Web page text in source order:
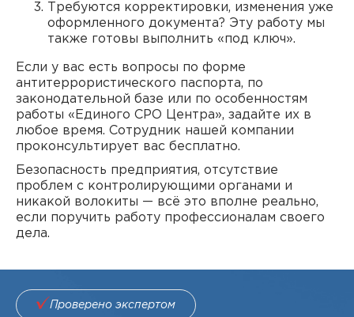
Требуются корректировки, изменения уже
оформленного документа? Эту работу мы
также готовы выполнить «под ключ».
Если у вас есть вопросы по форме
антитеррористического паспорта, по
законодательной базе или по особенностям
работы «Единого СРО Центра», задайте их в
любое время. Сотрудник нашей компании
проконсультирует вас бесплатно.
Безопасность предприятия, отсутствие
проблем с контролирующими органами и
никакой волокиты — всё это вполне реально,
если поручить работу профессионалам своего
дела.
Проверено экспертом